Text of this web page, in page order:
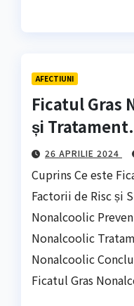
AFECTIUNI
Ficatul Gras
și Tratament.
26 APRILIE 2024
Cuprins Ce este
Factorii de Risc și
Nonalcoolic
Nonalcoolic
Nonalcoolic
Ficatul Gras